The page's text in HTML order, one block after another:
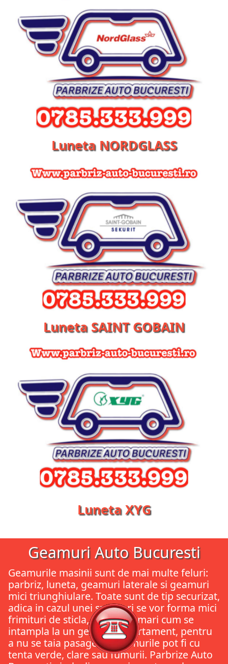
Luneta NORDGLASS
Luneta SAINT GOBAIN
Luneta XYG
Geamuri Auto Bucuresti
Geamurile masinii sunt de mai multe feluri:
parbriz, luneta, geamuri laterale si geamuri
mici triunghiulare. Toate sunt de tip securizat,
adica in cazul unei spargeri se vor forma mici
frimituri de sticla, nu bucati mari cum se
intampla la un geam de apartament, pentru
a nu se taia pasagerii. Geamurile pot fi cu
tenta verde, clare sau fumurii. Parbrize Auto